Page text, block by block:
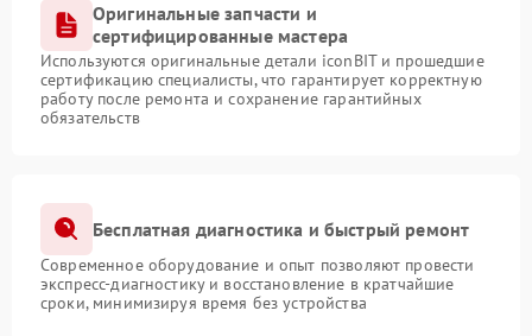
Оригинальные запчасти и
сертифицированные мастера
Используются оригинальные детали iconBIT и прошедшие
сертификацию специалисты, что гарантирует корректную
работу после ремонта и сохранение гарантийных
обязательств
Бесплатная диагностика и быстрый ремонт
Современное оборудование и опыт позволяют провести
экспресс-диагностику и восстановление в кратчайшие
сроки, минимизируя время без устройства